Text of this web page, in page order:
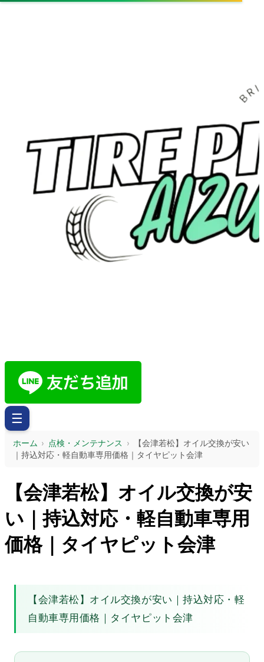
☰
ホーム › 点検・メンテナンス ›
【会津若松】オイル交換が安い
｜持込対応・軽自動車専用価格｜タイヤピット会津
【会津若松】オイル交換が安
い｜持込対応・軽自動車専用
価格｜タイヤピット会津
【会津若松】オイル交換が安い｜持込対応・軽
自動車専用価格｜タイヤピット会津